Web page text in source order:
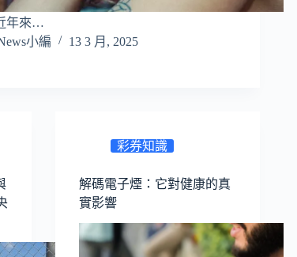
年來…
小編
13 3 月, 2025
彩券知識
解碼電子煙：它對健康的真
實影響